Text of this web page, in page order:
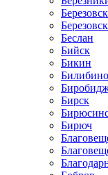
Беслан
Бийск
Бикин
Билибино
Бирск
Бирюч